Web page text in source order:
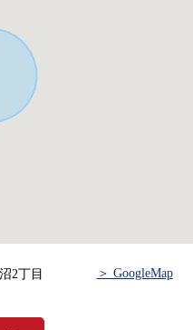
營相模大野立體停車
麻煩您拿被發行的停車
2丁目 ＞ GoogleMap